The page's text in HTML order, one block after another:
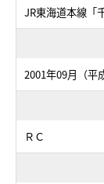
JR東海道本線「
2001年09月（平
ＲＣ